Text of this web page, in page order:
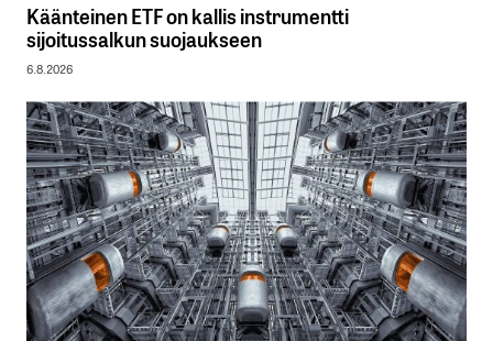
Käänteinen ETF on kallis instrumentti
sijoitussalkun suojaukseen
6.8.2026